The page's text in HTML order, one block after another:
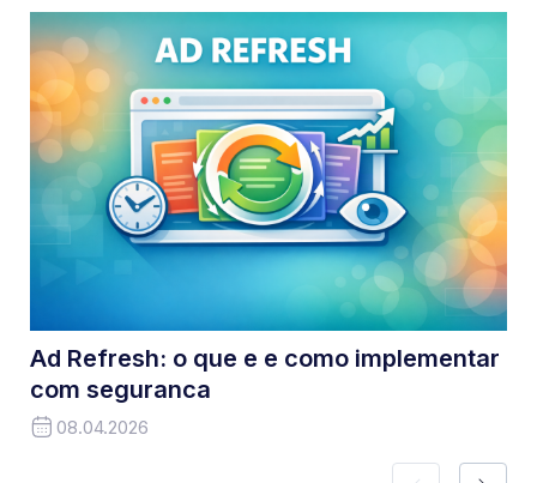
Ad Refresh: o que e e como implementar
com seguranca
08.04.2026